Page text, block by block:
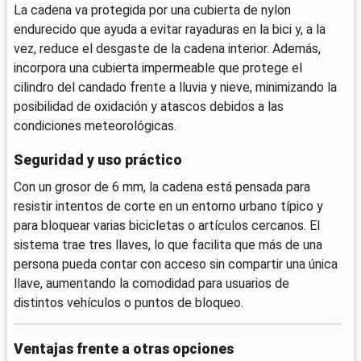
La cadena va protegida por una cubierta de nylon
endurecido que ayuda a evitar rayaduras en la bici y, a la
vez, reduce el desgaste de la cadena interior. Además,
incorpora una cubierta impermeable que protege el
cilindro del candado frente a lluvia y nieve, minimizando la
posibilidad de oxidación y atascos debidos a las
condiciones meteorológicas.
Seguridad y uso práctico
Con un grosor de 6 mm, la cadena está pensada para
resistir intentos de corte en un entorno urbano típico y
para bloquear varias bicicletas o artículos cercanos. El
sistema trae tres llaves, lo que facilita que más de una
persona pueda contar con acceso sin compartir una única
llave, aumentando la comodidad para usuarios de
distintos vehículos o puntos de bloqueo.
Ventajas frente a otras opciones